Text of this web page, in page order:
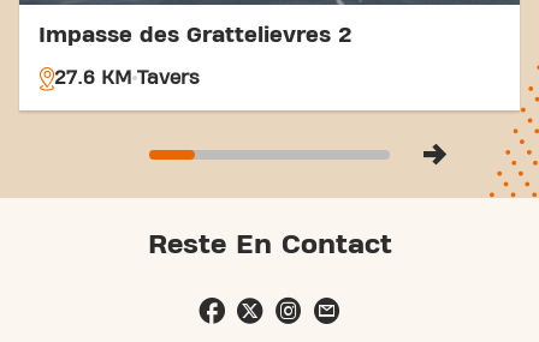
Impasse des Grattelievres 2
27.6 KM Tavers
Reste En Contact